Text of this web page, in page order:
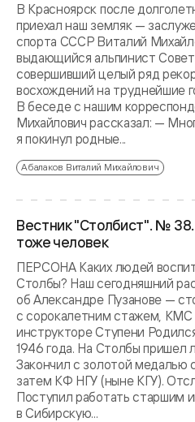
В Красноярск после
приехал наш земляк —
спорта СССР Виталий
выдающийся альпинист
совершивший целый ряд
восхождений на труднейшие
В беседе с нашим
Михайлович рассказал: —
я покинул родные...
Абалаков Виталий Михайлович
Вестник "Столбист". № 38.
тоже человек
ПЕРСОНА Каких людей
Столбы? Наш сегодняшний
об Александре Пузанове —
с сорокалетним стажем, КМС
инструкторе Ступени
1946 года. На Столбы пришел
Закончил с золотой медалью
затем КФ НГУ (ныне КГУ).
Поступил работать старшим
в Сибирскую...